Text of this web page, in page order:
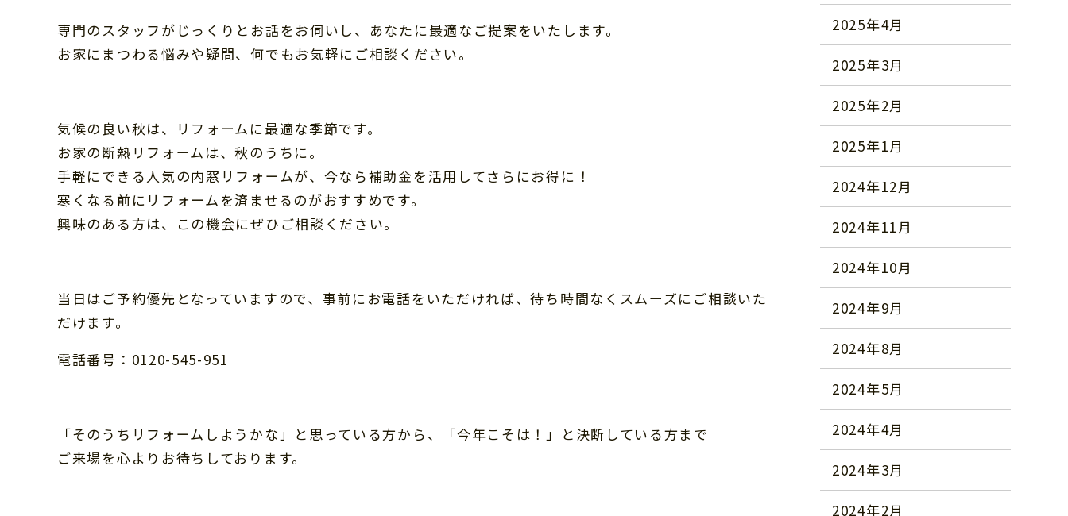
専門のスタッフがじっくりとお話をお伺いし、あなたに最適なご提案をいたします。
お家にまつわる悩みや疑問、何でもお気軽にご相談ください。
気候の良い秋は、リフォームに最適な季節です。
お家の断熱リフォームは、秋のうちに。
手軽にできる人気の内窓リフォームが、今なら補助金を活用してさらにお得に！
寒くなる前にリフォームを済ませるのがおすすめです。
興味のある方は、この機会にぜひご相談ください。
当日はご予約優先となっていますので、事前にお電話をいただければ、待ち時間なくスムーズにご相談いた
だけます。
電話番号：0120-545-951
「そのうちリフォームしようかな」と思っている方から、「今年こそは！」と決断している方まで
ご来場を心よりお待ちしております。
2025年4月
2025年3月
2025年2月
2025年1月
2024年12月
2024年11月
2024年10月
2024年9月
2024年8月
2024年5月
2024年4月
2024年3月
2024年2月